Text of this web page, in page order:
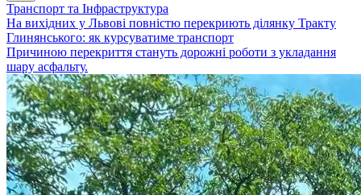
Транспорт та Інфраструктура
На вихідних у Львові повністю перекриють ділянку Тракту
Глинянського: як курсуватиме транспорт
Причиною перекриття стануть дорожні роботи з укладання
шару асфальту.